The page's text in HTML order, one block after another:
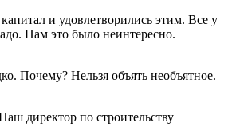
и удовлетворились этим. Все у
Нам это было неинтересно.
Почему? Нельзя объять необъятное.
директор по строительству